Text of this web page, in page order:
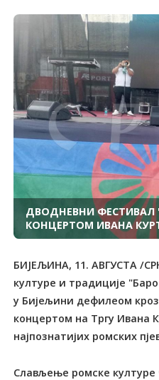
ДВОДНЕВНИ
КОНЦЕРТОМ ИВАНА
БИЈЕЉИНА, 11. АВГУСТА /
културе и традиције
у Бијељини дефилеом
концертом на Tргу Ивана
најпознатијих ромских
Слављење ромске културе